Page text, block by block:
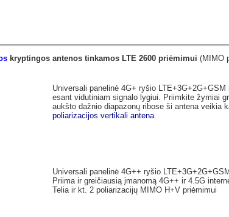
kryptingos antenos tinkamos LTE 2600 priėmimui (MIMO
Universali panelinė 4G+ ryšio
esant vidutiniam signalo lygiui. Priimkite žymiai
aukšto dažnio diapazonų ribose ši antena veikia
poliarizacijos vertikali antena.
Universali panelinė 4G++ ryšio
Priima ir greičiausią įmanomą 4G++ ir 4.5G
Telia ir kt. 2 poliarizacijų MIMO H+V priėmimui